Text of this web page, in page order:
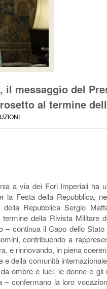
il messaggio del
al termine
a via dei Fori Imperiali ha
la Festa della Repubblica,
Repubblica Sergio
della Rivista Militare
– continua il Capo dello
contribuendo a
e rinnovando, in piena
e della comunità
ombre e luci, le donne e
– confermano la loro